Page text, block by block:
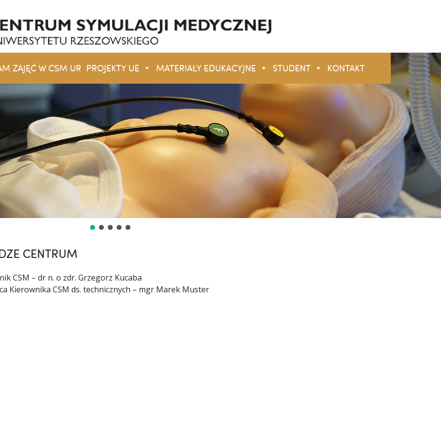
ZAJĘĆ W CSM UR PROJEKTY UE MATERIAŁY EDUKACYJNE STUDENT KONTAKT
CENTRUM
CSM – dr n. o zdr. Grzegorz Kucaba
Kierownika CSM ds. technicznych – mgr Marek Muster